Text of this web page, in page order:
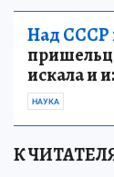
Над СССР
искала и
НАУКА
К